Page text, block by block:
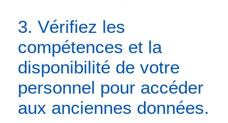
3. Vérifiez les
compétences et la
disponibilité de votre
personnel pour accéder
aux anciennes données.